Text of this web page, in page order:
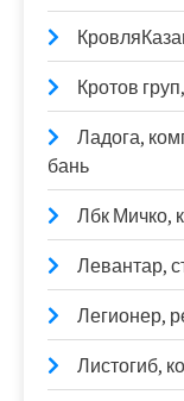
Кротов
Ладога,
бань
Лбк Мичко,
Левантар,
Легионер,
Листогиб,